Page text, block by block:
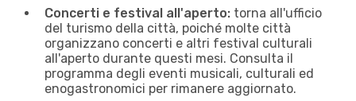
Concerti e festival all'aperto: torna all'ufficio
del turismo della città, poiché molte città
organizzano concerti e altri festival culturali
all'aperto durante questi mesi. Consulta il
programma degli eventi musicali, culturali ed
enogastronomici per rimanere aggiornato.